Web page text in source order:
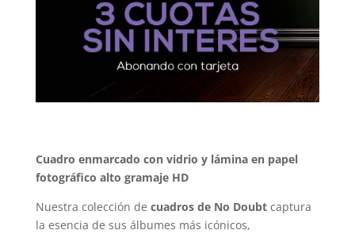
Cuadro enmarcado con vidrio y lámina en papel
fotográfico alto gramaje HD
Nuestra colección de cuadros de No Doubtcaptura
la esencia de sus álbumes más icónicos,